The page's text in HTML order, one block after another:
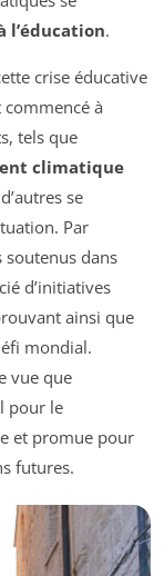
l’éducation.
crise éducative
à
tels que
climatique
se
Par
soutenus dans
d’initiatives
ainsi que
mondial.
vue que
pour le
et promue pour
futures.